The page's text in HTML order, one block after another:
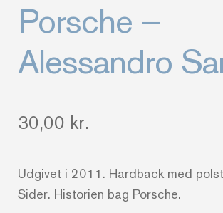
Porsche –
Alessandro
30,00 kr.
Udgivet i 2011. Hardback med
Sider. Historien bag Porsche.